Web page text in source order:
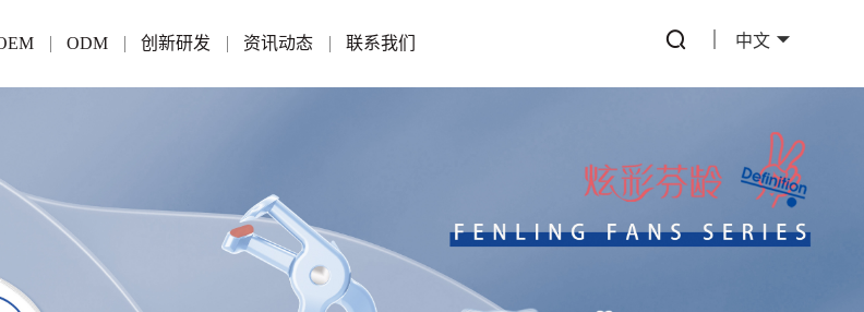
ODM 创新研发 资讯动态 联系我们 中文